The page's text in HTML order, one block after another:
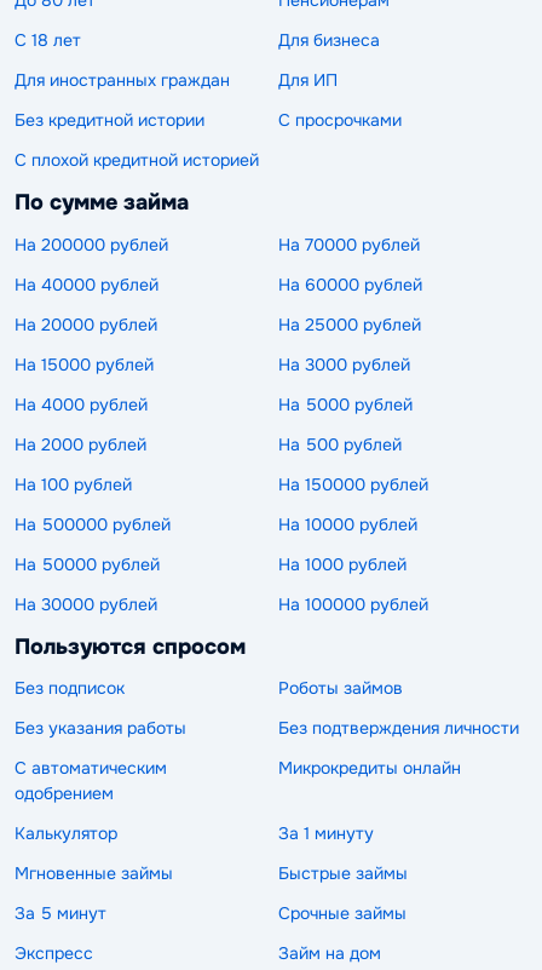
С 18 лет
Для бизнеса
Для иностранных граждан
Для ИП
Без кредитной истории
С просрочками
С плохой кредитной историей
По сумме займа
На 200000 рублей
На 70000 рублей
На 40000 рублей
На 60000 рублей
На 20000 рублей
На 25000 рублей
На 15000 рублей
На 3000 рублей
На 4000 рублей
На 5000 рублей
На 2000 рублей
На 500 рублей
На 100 рублей
На 150000 рублей
На 500000 рублей
На 10000 рублей
На 50000 рублей
На 1000 рублей
На 30000 рублей
На 100000 рублей
Пользуются спросом
Без подписок
Роботы займов
Без указания работы
Без подтверждения личности
С автоматическим
одобрением
Микрокредиты онлайн
Калькулятор
За 1 минуту
Мгновенные займы
Быстрые займы
За 5 минут
Срочные займы
Экспресс
Займ на дом